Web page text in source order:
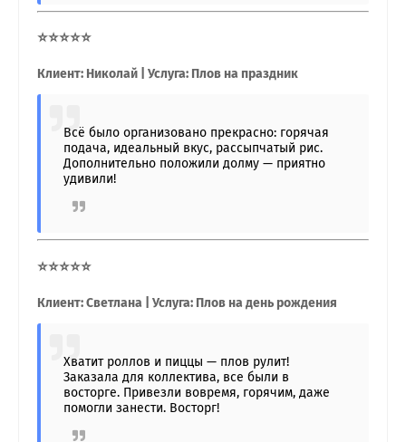
⭐⭐⭐⭐⭐
Клиент: Николай | Услуга: Плов на праздник
Всё было организовано прекрасно: горячая
подача, идеальный вкус, рассыпчатый рис.
Дополнительно положили долму — приятно
удивили!
⭐⭐⭐⭐⭐
Клиент: Светлана | Услуга: Плов на день рождения
Хватит роллов и пиццы — плов рулит!
Заказала для коллектива, все были в
восторге. Привезли вовремя, горячим, даже
помогли занести. Восторг!